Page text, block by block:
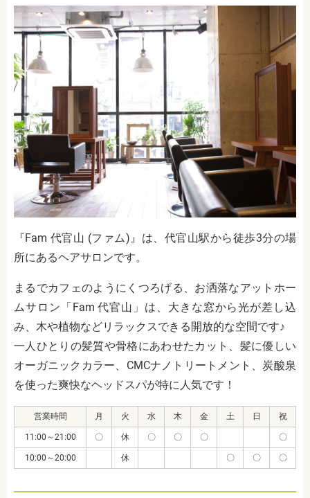
『Fam 代官山 (ファム)』は、代官山駅から徒歩3分の場
所にあるヘアサロンです。
まるでカフェのようにくつろげる、お洒落なアットホー
ムサロン「Fam 代官山」は、大きな窓から光が差し込
み、木や植物などリラックスできる開放的な空間です♪
一人ひとりの髪質や骨格にあわせたカット、髪に優しい
オーガニックカラー、CMCナノトリートメント、炭酸泉
を使った爽快なヘッドスパが特に人気です！
営業時間 月 火 水 木 金 土 日 祝
11:00～21:00 〇 休 〇 〇 〇 〇
10:00～20:00 休 〇 〇 〇